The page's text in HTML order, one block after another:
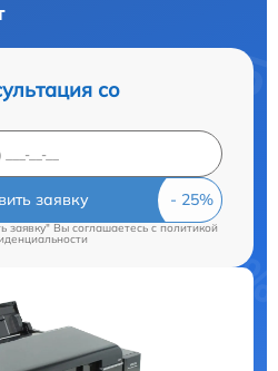
со
заявку
заявку" Вы соглашаетесь cполитикой